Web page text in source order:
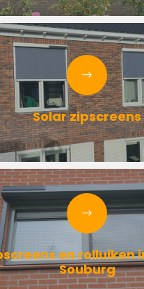
Solar zipscreens
en rolluiken
Souburg